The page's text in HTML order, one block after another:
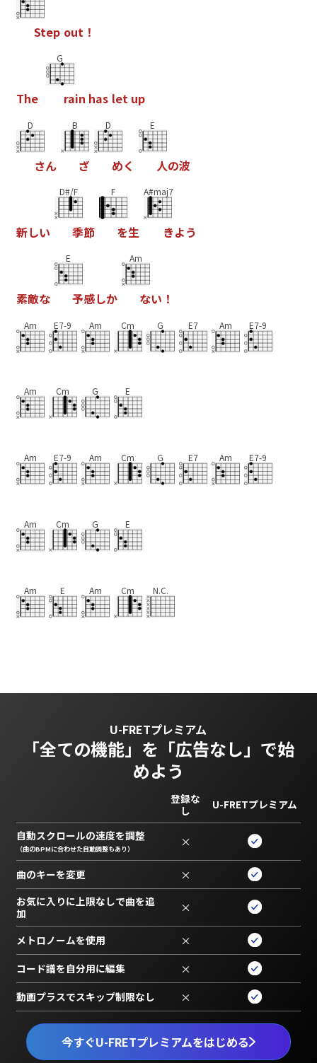
Step out！
The
G
rain has let up
D
さん
B
ざ
D
めく
E
人の波
新しい
D#/F
季節
F
を生
A#maj7
きよう
素敵な
E
予感しか
Am
ない ！
Am E7-9 Am Cm G E7 Am E7-9
Am Cm G E
Am E7-9 Am Cm G E7 Am E7-9
Am Cm G E
Am E Am Cm N.C.
U-FRETプレミアム
「全ての機能」を 「広告なし」で始
めよう
今すぐU-FRETプレミアムをはじめる
登録な
し
U-FRETプレミアム
自動スクロールの速度を調整
（曲のBPMに合わせた自動調整もあり） ×
曲のキーを変更 ×
お気に入りに上限なしで曲を追
加
×
メトロノームを使用 ×
コード譜を自分用に編集 ×
動画プラスでスキップ制限なし ×